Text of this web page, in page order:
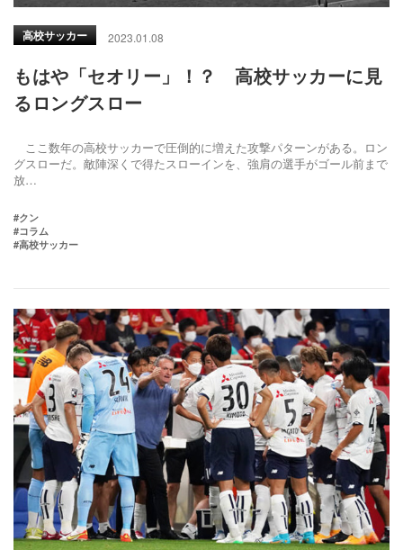
高校サッカー 2023.01.08
もはや「セオリー」！？ 高校サッカーに見
るロングスロー
ここ数年の高校サッカーで圧倒的に増えた攻撃パターンがある。ロン
グスローだ。敵陣深くで得たスローインを、強肩の選手がゴール前まで
放…
#クン
#コラム
#高校サッカー